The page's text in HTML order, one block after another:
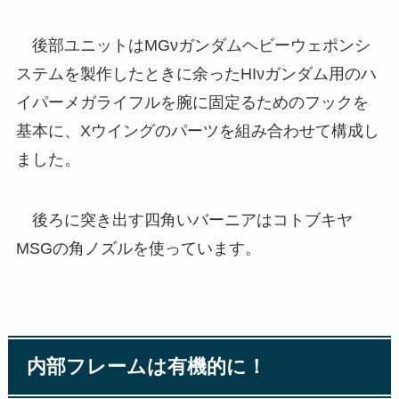
後部ユニットはMGνガンダムヘビーウェポンシ
ステムを製作したときに余ったHIνガンダム用のハ
イパーメガライフルを腕に固定るためのフックを
基本に、Xウイングのパーツを組み合わせて構成し
ました。
後ろに突き出す四角いバーニアはコトブキヤ
MSGの角ノズルを使っています。
内部フレームは有機的に！